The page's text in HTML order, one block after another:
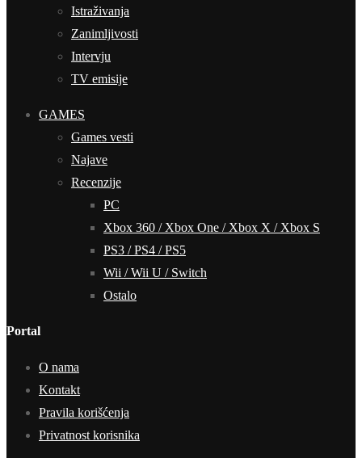
Istraživanja
Zanimljivosti
Intervju
TV emisije
GAMES
Games vesti
Najave
Recenzije
PC
Xbox 360 / Xbox One / Xbox X / Xbox S
PS3 / PS4 / PS5
Wii / Wii U / Switch
Ostalo
Portal
O nama
Kontakt
Pravila korišćenja
Privatnost korisnika